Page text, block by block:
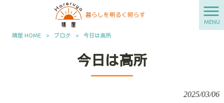
MENU
晴屋 HOME > ブログ > 今日は高所
今日は高所
2025/03/06